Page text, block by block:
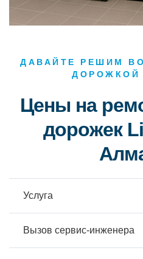
ДАВАЙТЕ РЕШИМ
ДОРОЖКОЙ
Цены на
дорожек
Услуга
Вызов сервис-инженера